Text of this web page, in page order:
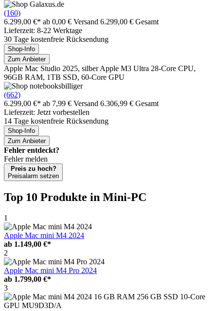
(160)
6.299,00 €* ab 0,00 € Versand 6.299,00 € Gesamt
Lieferzeit: 8-22 Werktage
30 Tage kostenfreie Rücksendung
Shop-Info
Zum Anbieter
Apple Mac Studio 2025, silber Apple M3 Ultra 28-Core CPU,
96GB RAM, 1TB SSD, 60-Core GPU
(662)
6.299,00 €* ab 7,99 € Versand 6.306,99 € Gesamt
Lieferzeit: Jetzt vorbestellen
14 Tage kostenfreie Rücksendung
Shop-Info
Zum Anbieter
Fehler entdeckt?
Fehler melden
Preis zu hoch?
Preisalarm setzen
Top 10 Produkte in Mini-PC
1
Apple Mac mini M4 2024
ab 1.149,00 €*
2
Apple Mac mini M4 Pro 2024
ab 1.799,00 €*
3